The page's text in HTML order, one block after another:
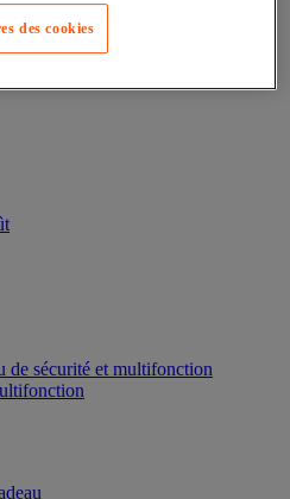
de sécurité et multifonction
des cookies